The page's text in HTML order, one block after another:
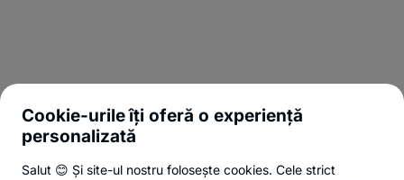
Cookie-urile îți oferă o experiență
personalizată
Salut 😊 Și site-ul nostru folosește cookies. Cele strict